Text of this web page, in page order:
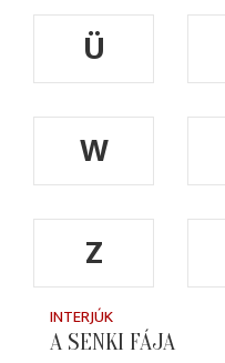
Ü
W
Z
INTERJÚK
A SENKI FÁJA